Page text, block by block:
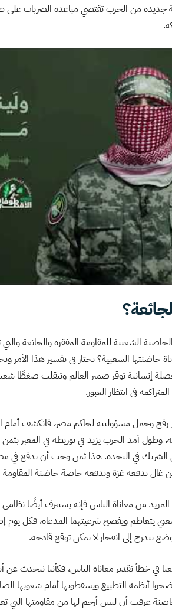
من الحرب تقتضي مباعدة الضربات على
الحاضنة الشعبية للمقاومة المفقرة والجائعة
الشعبية؟ نحتار في تفسير هذا الأمر
إنسانية توقر ضمير العالم وتنقلب ضغطًا
في انتظار العبور.
رفح وحمل مسؤوليته لحاكم مصر، فانكشف أمام
وطول أمد الحرب يزيد في توريطه في المعبر
في النجدة. هذا ثمن وجب أن يدفع في
غال تدفعه غزة وتدفعه خاصة حاضنة المقاومة
من معاناة الناس فإنه يستنزف أيضًا
يتعاظم ويفضح شرعيتهما المدعاة، فكل يوم
يتدرج إلى انفجار لا يمكن توقع قادحه.
في خطأ تقدير معاناة الناس، فكأننا نتحدث
أنظمة التطبيع ويسقطونها أمام شعوبها
عرفت أن ليس أرحم لها من مقاومتها